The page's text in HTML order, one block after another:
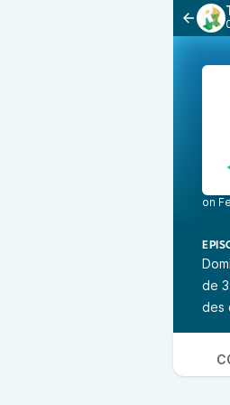
de
des